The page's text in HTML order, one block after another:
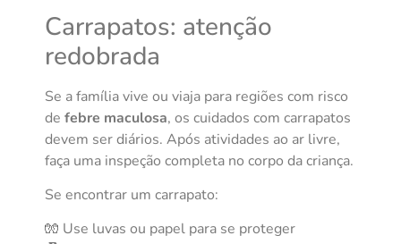
Carrapatos: atenção
redobrada
Se a família vive ou viaja para regiões com risco
de febre maculosa, os cuidados com carrapatos
devem ser diários. Após atividades ao ar livre,
faça uma inspeção completa no corpo da criança.
Se encontrar um carrapato:
🧤 Use luvas ou papel para se proteger